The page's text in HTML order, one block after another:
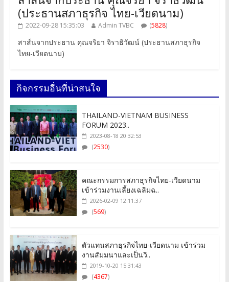
(ประธานสภาธุรกิจ ไทย-เวียดนาม)
2022-09-28 15:35:03 Admin TVBC (5828)
สาส์นจากประธาน คุณจริยา จิราธิวัฒน์ (ประธานสภาธุรกิจ
ไทย-เวียดนาม)
กิจกรรมอื่นที่น่าสนใจ
THAILAND-VIETNAM BUSINESS
FORUM 2023..
2023-08-18 20:32:53
(2530)
คณะกรรมการสภาธุรกิจไทย-เวียดนาม
เข้าร่วมงานเลี้ยงเฉลิมฉ..
2026-02-09 12:11:37
(569)
ตัวแทนสภาธุรกิจไทย-เวียดนาม เข้าร่วม
งานสัมมนาและเป็นวิ..
2019-10-20 15:31:43
(4367)